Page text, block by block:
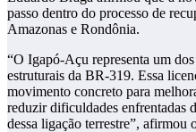
passo dentro do processo de
Amazonas e Rondônia.
“O Igapó-Açu representa um
estruturais da BR-319. Essa
movimento concreto para
reduzir dificuldades enfrentadas
dessa ligação terrestre”, afirmou